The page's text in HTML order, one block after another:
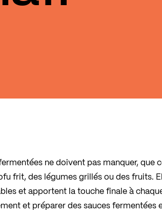
ne doivent pas manquer, que
frit, des légumes grillés ou des fruits.
et apportent la touche finale à
et préparer des sauces fermentées